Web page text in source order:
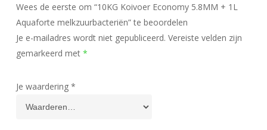
Wees de eerste om “10KG Koivoer Economy 5.8MM + 1L
Aquaforte melkzuurbacteriën” te beoordelen
Je e-mailadres wordt niet gepubliceerd. Vereiste velden zijn
gemarkeerd met *
Je waardering *